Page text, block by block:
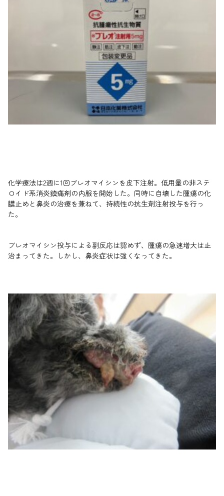
化学療法は2週に1回ブレオマイシンを皮下注射。低用量の非ステ
ロイド系消炎鎮痛剤の内服を開始した。同時に自壊した腫瘍の化
膿止めと鼻炎の治療を兼ねて、持続性の抗生剤注射投与を行っ
た。
ブレオマイシン投与による副反応は認めず、腫瘍の急速増大は止
治まってきた。しかし、鼻炎症状は強くなってきた。